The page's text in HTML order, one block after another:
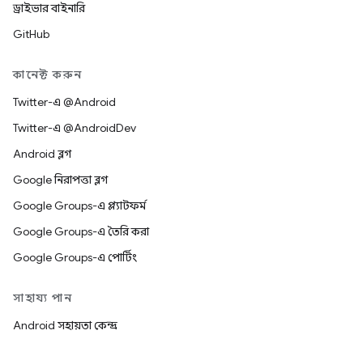
ড্রাইভার বাইনারি
GitHub
কানেক্ট করুন
Twitter-এ @Android
Twitter-এ @AndroidDev
Android ব্লগ
Google নিরাপত্তা ব্লগ
Google Groups-এ প্ল্যাটফর্ম
Google Groups-এ তৈরি করা
Google Groups-এ পোর্টিং
সাহায্য পান
Android সহায়তা কেন্দ্র